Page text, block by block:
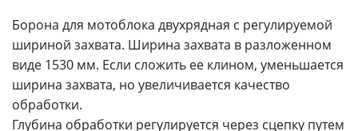
Борона для мотоблока двухрядная с регулируемой
шириной захвата. Ширина захвата в разложенном
виде 1530 мм. Если сложить ее клином, уменьшается
ширина захвата, но увеличивается качество
обработки.
Глубина обработки регулируется через сцепку путем